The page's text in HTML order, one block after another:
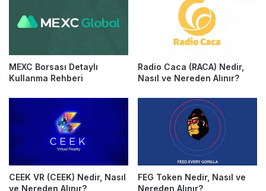
MEXC Borsası Detaylı
Kullanma Rehberi
Radio Caca (RACA) Nedir,
Nasıl ve Nereden Alınır?
CEEK VR (CEEK) Nedir, Nasıl
ve Nereden Alınır?
FEG Token Nedir, Nasıl ve
Nereden Alınır?